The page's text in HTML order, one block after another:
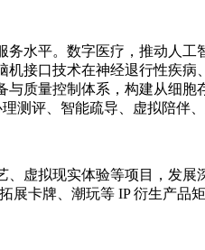
水平。数字医疗，推动人
接口技术在神经退行性疾
质量控制体系，构建从细
评、智能疏导、虚拟陪伴
虚拟现实体验等项目，发
卡牌、潮玩等 IP 衍生产品矩